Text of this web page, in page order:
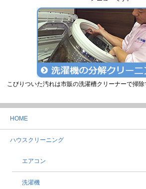
こびりついた汚れは市販の洗濯槽クリーナーで掃除
HOME
ハウスクリーニング
エアコン
洗濯機